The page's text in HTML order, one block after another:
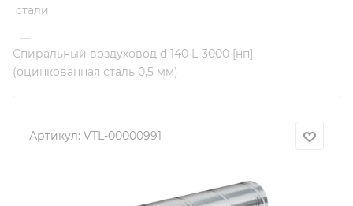
стали
—
Спиральный воздуховод d 140 L-3000 [нп]
(оцинкованная сталь 0,5 мм)
Артикул: VTL-00000991